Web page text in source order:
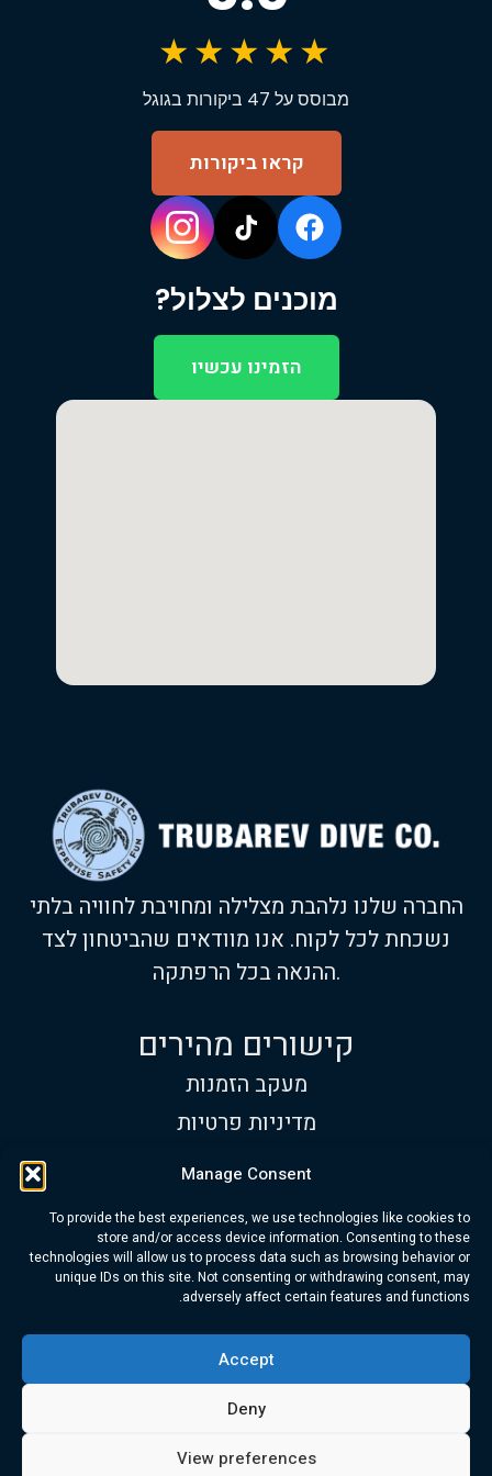
Manage Consent
To provide the best experiences, we use technologies like cookies to
store and/or access device information. Consenting to these
technologies will allow us to process data such as browsing behavior or
unique IDs on this site. Not consenting or withdrawing consent, may
adversely affect certain features and functions.
Accept
Deny
View preferences
★★★★★
מבוסס על 47 ביקורות בגוגל
קראו ביקורות
מוכנים לצלול?
הזמינו עכשיו
קישורים מהירים
מעקב הזמנות
מדיניות פרטיות
תנאי שימוש
שעות פעילות
א׳-ש׳:9:00 עד 17:00
טלפון:+972 534-313-418
דוא"ל:info@trubarev.com
החברה שלנו נלהבת מצלילה ומחויבת לחוויה בלתי
נשכחת לכל לקוח. אנו מוודאים שהביטחון לצד
ההנאה בכל הרפתקה.
© Trubarev Dive Co. כל הזכויות שמורות